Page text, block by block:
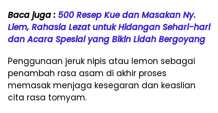
Baca juga : 500 Resep Kue dan Masakan Ny.
Liem, Rahasia Lezat untuk Hidangan Sehari-hari
dan Acara Spesial yang Bikin Lidah Bergoyang
Penggunaan jeruk nipis atau lemon sebagai
penambah rasa asam di akhir proses
memasak menjaga kesegaran dan keaslian
cita rasa tomyam.